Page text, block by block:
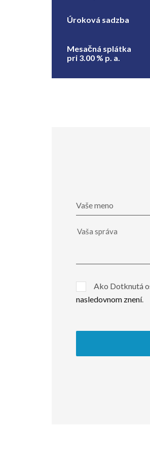
Úroková sadzba
Mesačná splátka
pri 3.00 % p. a.
Vaše meno
Ako Dotknutá
nasledovnom znení.